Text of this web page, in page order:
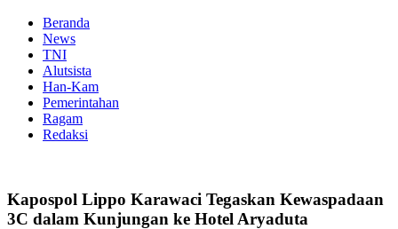
Beranda
News
TNI
Alutsista
Han-Kam
Pemerintahan
Ragam
Redaksi
Kapospol Lippo Karawaci Tegaskan Kewaspadaan
3C dalam Kunjungan ke Hotel Aryaduta